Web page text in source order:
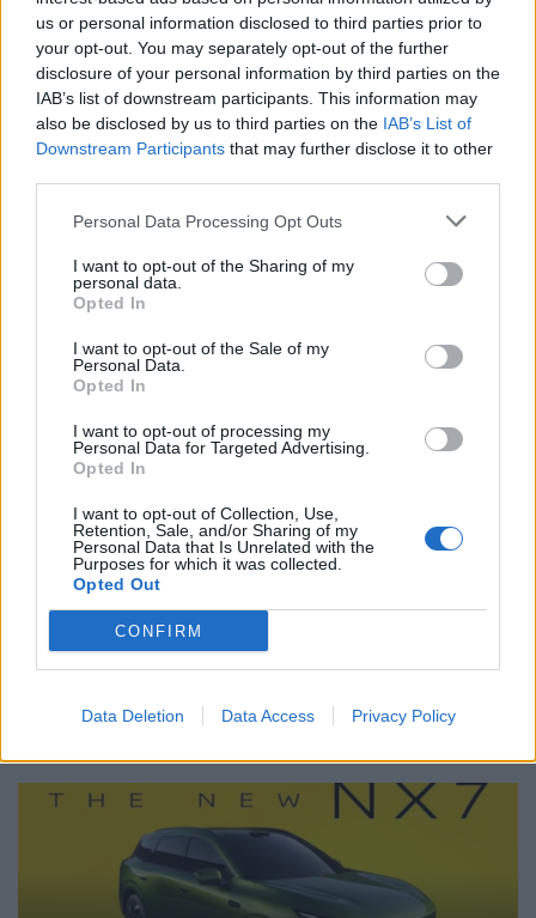
us or personal information disclosed to third parties prior to
your opt-out. You may separately opt-out of the further
disclosure of your personal information by third parties on the
IAB’s list of downstream participants. This information may
also be disclosed by us to third parties on the IAB’s List of
Downstream Participants that may further disclose it to other
Personal Data Processing Opt Outs
I want to opt-out of the Sharing of my
personal data.
Opted In
I want to opt-out of the Sale of my
Personal Data.
Opted In
I want to opt-out of processing my
Personal Data for Targeted Advertising.
Opted In
I want to opt-out of Collection, Use,
Retention, Sale, and/or Sharing of my
Personal Data that Is Unrelated with the
Purposes for which it was collected.
Opted Out
CONFIRM
Data Deletion Data Access Privacy Policy
O que muda para a Hyundai ou a
Mercedes?
A abordagem da BMW contrasta com a de concorrentes
como o
Hyundai Ioniq 5 N
, que simula trocas e até tem
Mercedes-AMG GT Coupé de 4 Portas
, que terá bancos
vibratórios para simular um V8 falso. Os bávaros,
quatro motores elétricos, vão mostrar que um EV pode
ser emocionante sem precisar de fingir que é um V8.
Vitor Mendes